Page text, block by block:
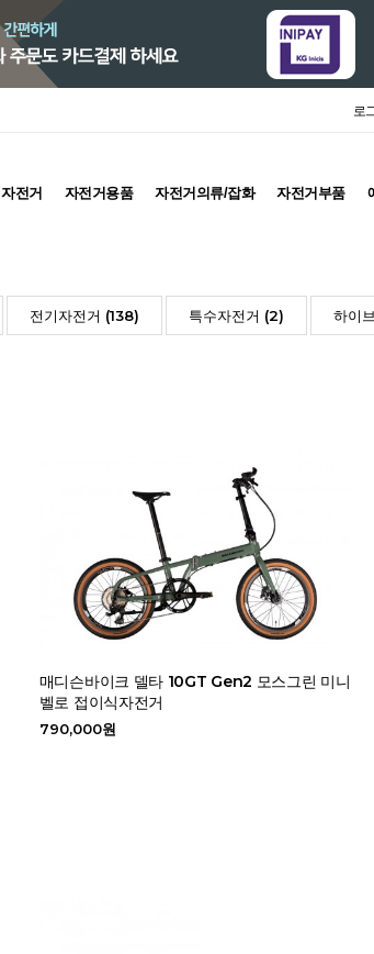
로
자전거 자전거용품 자전거의류/잡화 자전거부품
전기자전거 (138) 특수자전거 (2) 하이
매디슨바이크 델타 10GT Gen2 모스그린 미니
벨로 접이식자전거
790,000원